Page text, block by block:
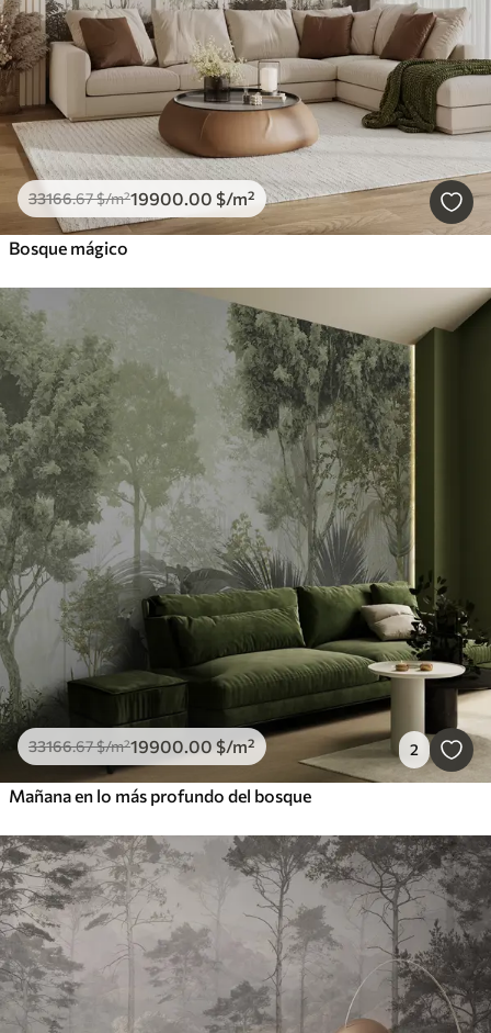
33166.67$/m²19900.00 $/m²
Bosque mágico
33166.67$/m²19900.00 $/m² 2
Mañana en lo más profundo del bosque